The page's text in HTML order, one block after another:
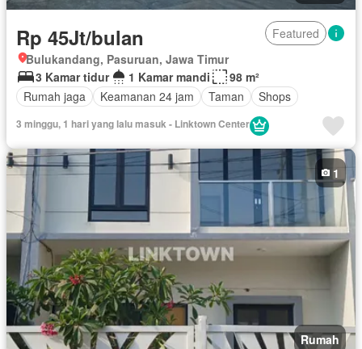
Rp 45Jt/bulan
Featured
Bulukandang, Pasuruan, Jawa Timur
3 Kamar tidur
1 Kamar mandi
98 m²
Rumah jaga
Keamanan 24 jam Taman Shops
3 minggu, 1 hari yang lalu masuk - Linktown Center
Rumah
1